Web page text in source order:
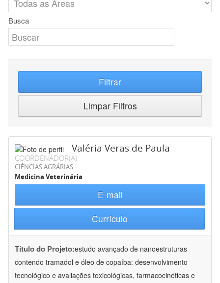
Busca
Filtrar
Limpar Filtros
Valéria Veras de Paula
COORDENADOR(A)
CIÊNCIAS AGRÁRIAS
Medicina Veterinária
E-mail
Currículo
Título do Projeto:estudo avançado de nanoestruturas
contendo tramadol e óleo de copaíba: desenvolvimento
tecnológico e avaliações toxicológicas, farmacocinéticas e